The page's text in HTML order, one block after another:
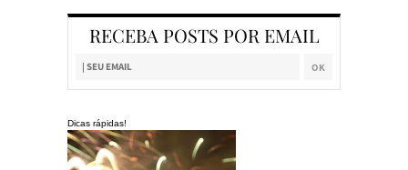
RECEBA POSTS POR EMAIL
Dicas rápidas!